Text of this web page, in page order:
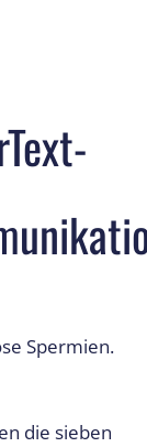
Spermien.
die sieben